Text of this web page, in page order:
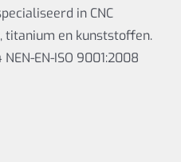
in CNC
titanium en kunststoffen.
EN-ISO 9001:2008